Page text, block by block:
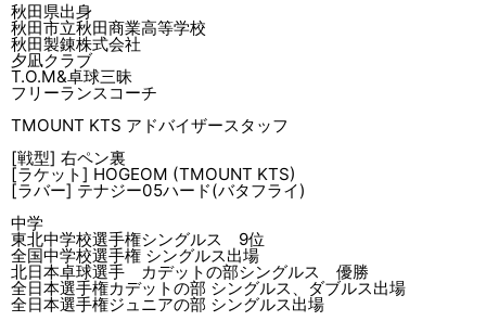
秋田県出身
秋田市立秋田商業高等学校
秋田製錬株式会社
夕凪クラブ
T.O.M&卓球三昧
フリーランスコーチ
TMOUNT KTS アドバイザースタッフ
[戦型] 右ペン裏
[ラケット] HOGEOM (TMOUNT KTS)
[ラバー] テナジー05ハード(バタフライ)
中学
東北中学校選手権シングルス 9位
全国中学校選手権 シングルス出場
北日本卓球選手 カデットの部シングルス 優勝
全日本選手権カデットの部 シングルス、ダブルス出場
全日本選手権ジュニアの部 シングルス出場